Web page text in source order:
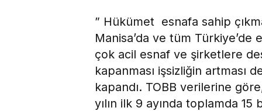
” Hükümet esnafa sahip
Manisa’da ve tüm
çok acil esnaf ve şirketlere
kapanması işsizliğin artması
kapandı. TOBB verilerine
yılın ilk 9 ayında toplamda